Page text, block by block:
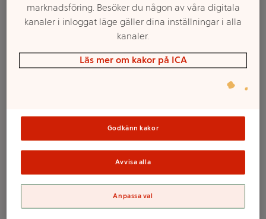
Dra-på-lakan
Corinne 180cm
marknadsföring. Besöker du någon av våra digitala
kanaler i inloggat läge gäller dina inställningar i alla
kanaler.
Läs mer om kakor på ICA
Godkänn kakor
Avvisa alla
Anpassa val